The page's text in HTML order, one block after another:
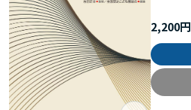
2,200円